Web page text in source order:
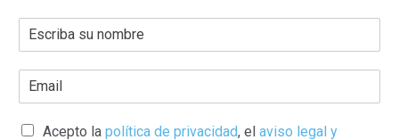
c
a
u
a
Acepto la política de privacidad, el aviso legal y